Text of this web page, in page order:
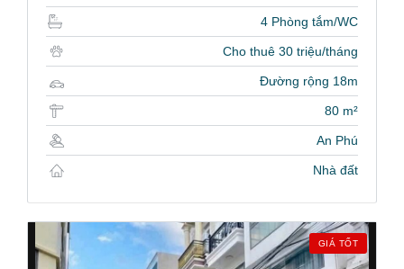
4 Phòng tắm/WC
Cho thuê 30 triệu/tháng
Đường rộng 18m
80 m²
An Phú
Nhà đất
GIÁ TỐT